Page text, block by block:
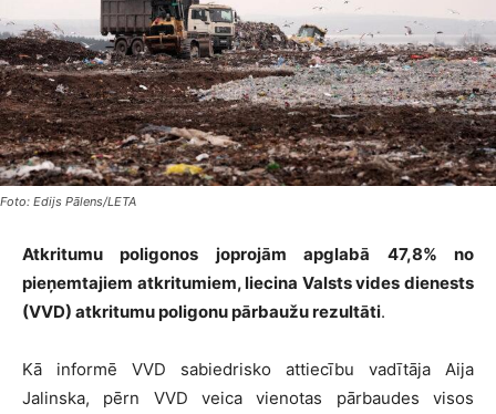
Foto: Edijs Pālens/LETA
Atkritumu poligonos joprojām apglabā 47,8% no
pieņemtajiem atkritumiem, liecina Valsts vides dienests
(VVD) atkritumu poligonu pārbaužu rezultāti.
Kā informē VVD sabiedrisko attiecību vadītāja Aija
Jalinska, pērn VVD veica vienotas pārbaudes visos